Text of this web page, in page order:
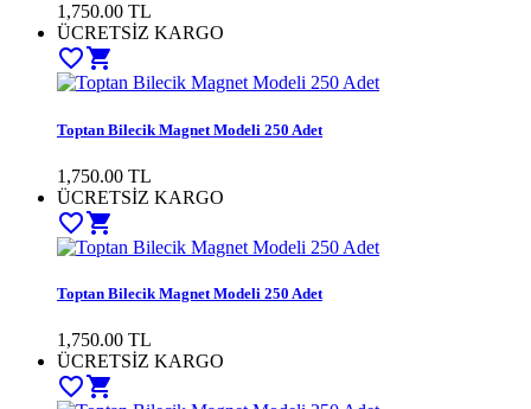
1,750.00 TL
ÜCRETSİZ KARGO
favorite_border shopping_cart
Toptan Bilecik Magnet Modeli 250 Adet
1,750.00 TL
ÜCRETSİZ KARGO
favorite_bordershopping_cart
Toptan Bilecik Magnet Modeli 250 Adet
1,750.00 TL
ÜCRETSİZ KARGO
favorite_bordershopping_cart